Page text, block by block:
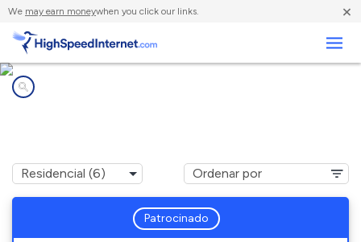
We may earn moneywhen you click our links. ×
Patrocinado